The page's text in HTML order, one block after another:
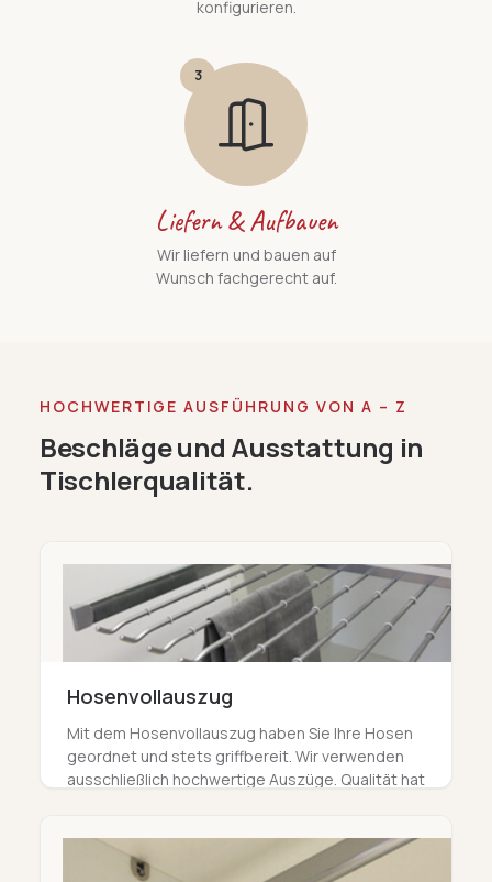
konfigurieren.
3
Liefern & Aufbauen
Wir liefern und bauen auf
Wunsch fachgerecht auf.
HOCHWERTIGE AUSFÜHRUNG VON A – Z
Beschläge und Ausstattung in
Tischlerqualität.
Hosenvollauszug
Mit dem Hosenvollauszug haben Sie Ihre Hosen
geordnet und stets griffbereit. Wir verwenden
ausschließlich hochwertige Auszüge. Qualität hat